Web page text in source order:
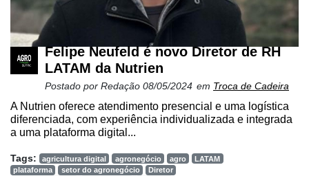
Felipe Neufeld é novo Diretor de RH
LATAM da Nutrien
Postado por Redação 08/05/2024 em Troca de Cadeira
A Nutrien oferece atendimento presencial e uma logística
diferenciada, com experiência individualizada e integrada
a uma plataforma digital...
Tags: agricultura digital agronegócio agro
LATAM
plataforma
setor do agronegócio
Diretor